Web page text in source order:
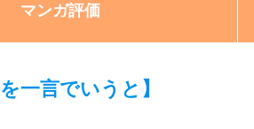
マンガ評価
一言でいうと 】